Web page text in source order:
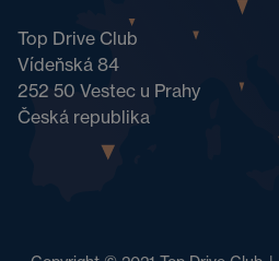
Top Drive Club
Vídeňská 84
252 50 Vestec u Prahy
Česká republika